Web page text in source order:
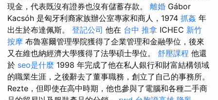
現金，代表既沒有證券也沒有儲蓄存款。 離婚 Gábor
Kacsóh 是匈牙利裔家族辦公室專家和商人，1974 抓姦 年
出生於布達佩斯。 登記公司 他在 台中 推拿 ICHEC 新竹
按摩 布魯塞爾管理學院獲得了企業管理和金融學位，後來
又在維也納經濟大學獲得了法學碩士學位。 舒壓課程 他還
於 seo是什麼 1998 年完成了他在私人銀行和財富結構領域
的職業生涯，之後辭去了董事職務，創立了自己的事務所。
Rezte，但即使在高中時期，他也參與了電腦和各種二手商